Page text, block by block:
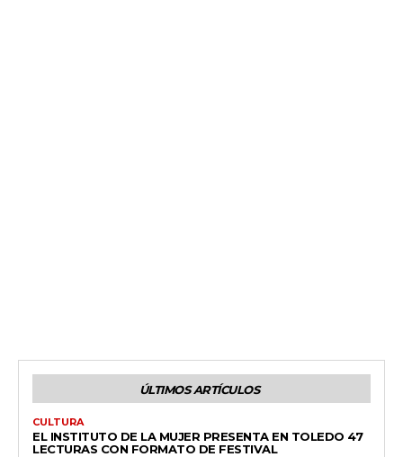
ÚLTIMOS ARTÍCULOS
CULTURA
EL INSTITUTO DE LA MUJER PRESENTA EN TOLEDO 47
LECTURAS CON FORMATO DE FESTIVAL